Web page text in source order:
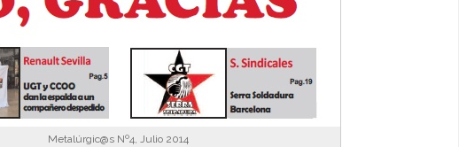
Metalúrgic@s Nº4, Julio 2014